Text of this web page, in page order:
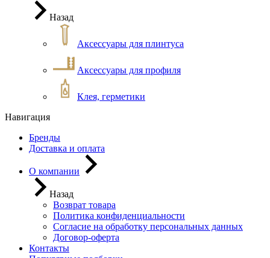
Назад
Аксессуары для плинтуса
Аксессуары для профиля
Клея, герметики
Навигация
Бренды
Доставка и оплата
О компании
Назад
Возврат товара
Политика конфиденциальности
Согласие на обработку персональных данных
Договор-оферта
Контакты